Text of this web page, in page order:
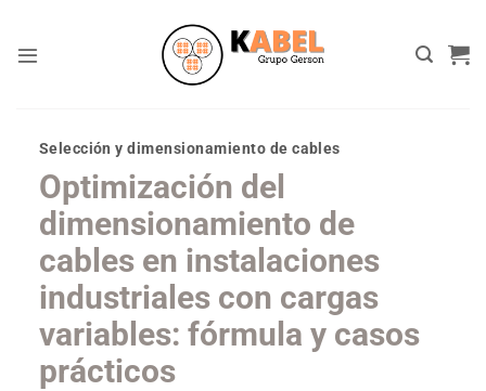
content
Selección y dimensionamiento de cables
Optimización del
dimensionamiento de
cables en instalaciones
industriales con cargas
variables: fórmula y casos
prácticos